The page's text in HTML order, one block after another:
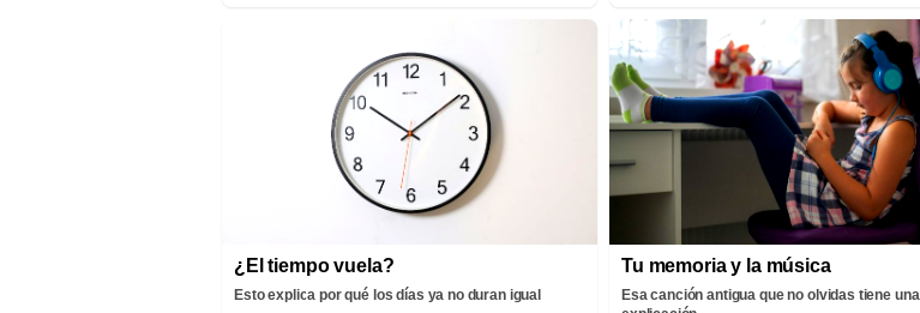
¿El tiempo vuela?
Esto explica por qué los días ya no duran igual
Tu memoria y la música
Esa canción antigua que no olvidas tiene una